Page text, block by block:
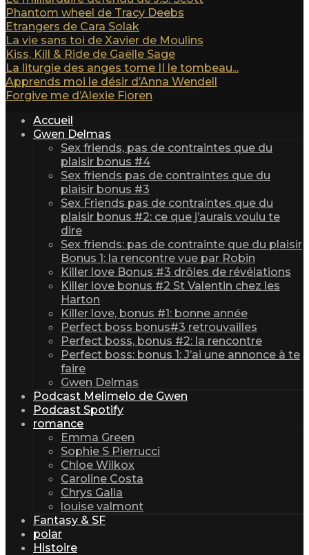
Phantom wheel de Tracy Deebs
Etrangers de Cara Solak
La vie sans toi de Xavier de Moulins
Kiss, Kill & Ride de Gaëlle Sage
La liturgie des anges tome II le tombeau...
Apprends moi le désir d’Anna Wendell
Forgive me d’Alexie Fioren
Accueil
Gwen Delmas
Sex friends, pas de contraintes que du
plaisir bonus #4
Sex friends pas de contraintes que du
plaisir bonus #3
Sex Friends pas de contraintes que du
plaisir bonus #2: ce que j’aurais voulu te
dire
Sex friends: pas de contrainte que du plaisir
Bonus 1: la rencontre vue par Robin
Killer love Bonus #3 drôles de révélations
Killer love bonus #2 St Valentin chez les
Harton
Killer love, bonus #1: bonne année
Perfect boss bonus#3 retrouvailles
Perfect boss, bonus #2: la rencontre
Perfect boss: bonus 1: J’ai une annonce à te
faire
Gwen Delmas
Podcast Melimelo de Gwen
Podcast Spotify
romance
Emma Green
Sophie S Pierrucci
Chloe Wilkox
Caroline Costa
Chrys Galia
louise valmont
Fantasy & SF
polar
Histoire